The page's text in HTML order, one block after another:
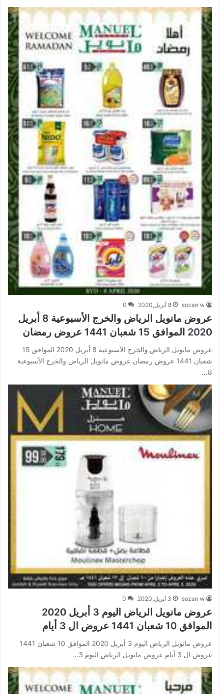
sozan w 8 أبريل,2020 0
عروض مانويل الرياض والخرج الأسبوعية 8 أبريل
2020 الموافق 15 شعبان 1441 عروض رمضان
عروض مانويل الرياض والخرج الأسبوعية 8 أبريل 2020 الموافق 15
شعبان 1441 عروض رمضان عروض مانويل الرياض والخرج الأسبوعية
8…
sozan w 3 أبريل,2020 0
عروض مانويل الرياض اليوم 3 أبريل 2020
الموافق 10 شعبان 1441 عروض ال 3 أيام
عروض مانويل الرياض اليوم 3 أبريل 2020 الموافق 10 شعبان 1441
عروض ال 3 أيام عروض مانويل الرياض اليوم 3…